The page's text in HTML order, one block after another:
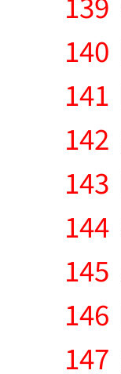
140
141
142
143
144
145
146
147